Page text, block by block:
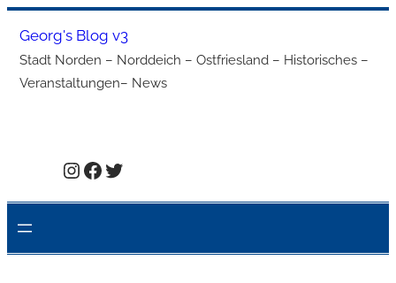
Inhalt
springen
Georg's Blog v3
Stadt Norden – Norddeich – Ostfriesland – Historisches –
Veranstaltungen– News
InstagramFacebook Twitter